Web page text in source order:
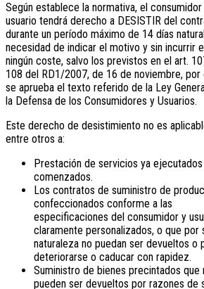
Según establece la normativa, el
usuario tendrá derecho a DESISTIR del
durante un período máximo de 14 días
necesidad de indicar el motivo y sin incurrir
ningún coste, salvo los previstos en el art.
108 del RD1/2007, de 16 de noviembre, por
se aprueba el texto referido de la Ley
la Defensa de los Consumidores y Usuarios.
Este derecho de desistimiento no es
entre otros a:
Prestación de servicios ya
comenzados.
Los contratos de suministro de
confeccionados conforme a las
especificaciones del consumidor y
claramente personalizados, o que por
naturaleza no puedan ser devueltos o
deteriorarse o caducar con rapidez.
Suministro de bienes precintados que
pueden ser devueltos por razones de